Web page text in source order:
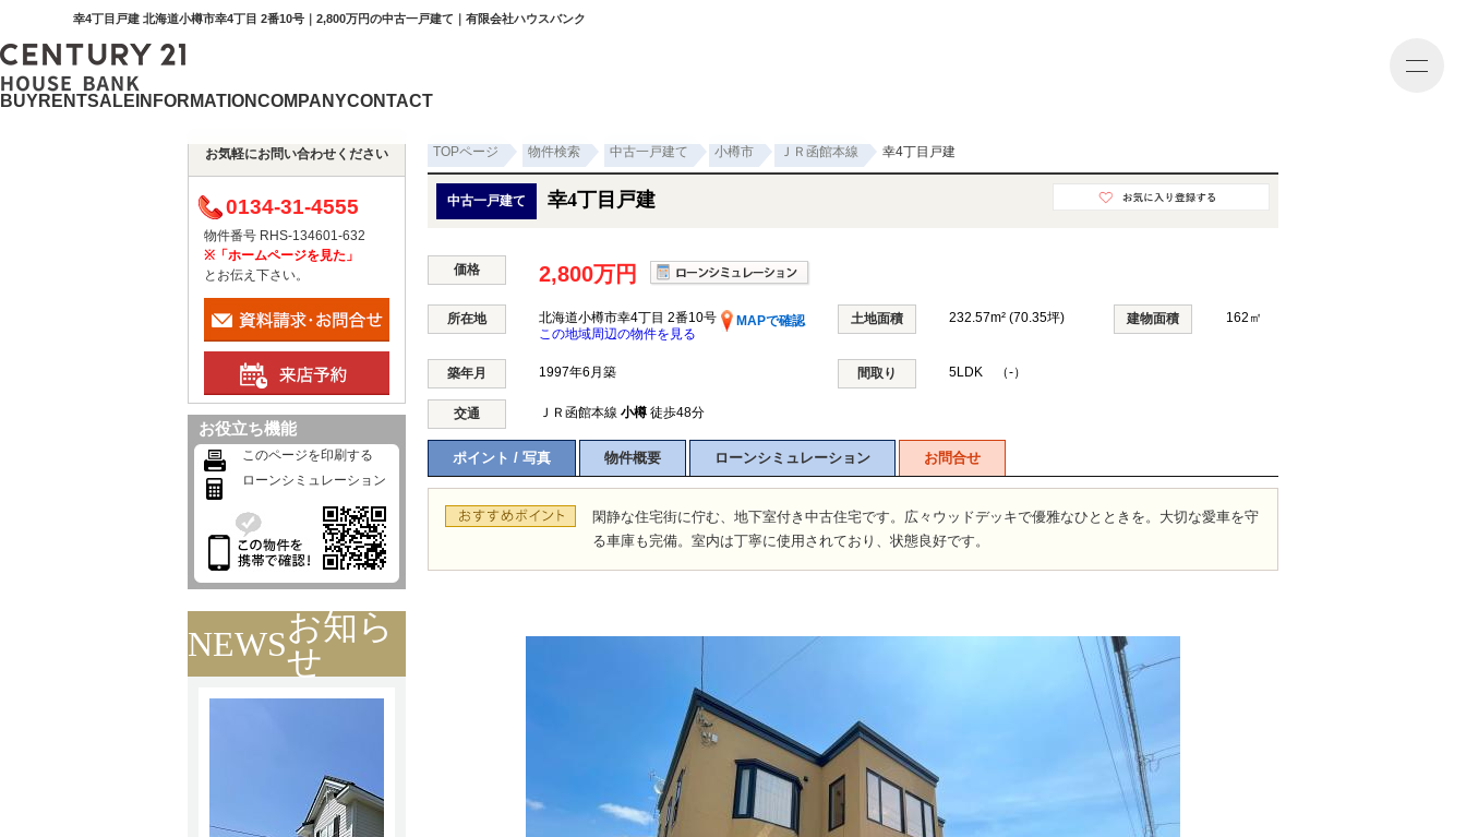
幸4丁目戸建 北海道小樽市幸4丁目 2番10号｜2,800万円の中古一戸建て｜有限会社ハウスバンク
BUYRENTSALE INFORMATIONCOMPANYCONTACT
TOPページ 物件検索 中古一戸建て 小樽市 ＪＲ函館本線 幸4丁目戸建
中古一戸建て 幸4丁目戸建
価格 2,800万円
所在地 北海道小樽市幸4丁目 2番10号
MAPで確認
この地域周辺の物件を見る
土地面積 232.57m² (70.35坪) 建物面積 162㎡
築年月 1997年6月築 間取り 5LDK （-）
交通 ＪＲ函館本線 小樽 徒歩48分
ポイント / 写真 物件概要 ローンシミュレーション お問合せ
閑静な住宅街に佇む、地下室付き中古住宅です。広々ウッドデッキで優雅なひとときを。大切な愛車を守
る車庫も完備。室内は丁寧に使用されており、状態良好です。
お気軽にお問い合わせください
0134-31-4555
物件番号 RHS-134601-632
※「ホームページを見た」
とお伝え下さい。
お役立ち機能
このページを印刷する
ローンシミュレーション
NEWSお知ら
せ